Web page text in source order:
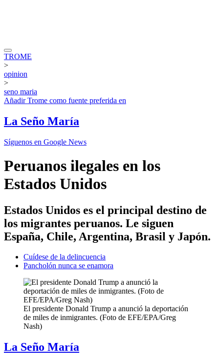
TROME
>
opinion
>
seno maria
AñadirTrome como fuente preferida en
La Seño María
Síguenos en Google News
Peruanos ilegales en los
Estados Unidos
Estados Unidos es el principal destino de
los migrantes peruanos. Le siguen
España, Chile, Argentina, Brasil y Japón.
Cuídese de la delincuencia
Pancholón nunca se enamora
El presidente Donald Trump a anunció la deportación
de miles de inmigrantes. (Foto de EFE/EPA/Greg
Nash)
La Seño María